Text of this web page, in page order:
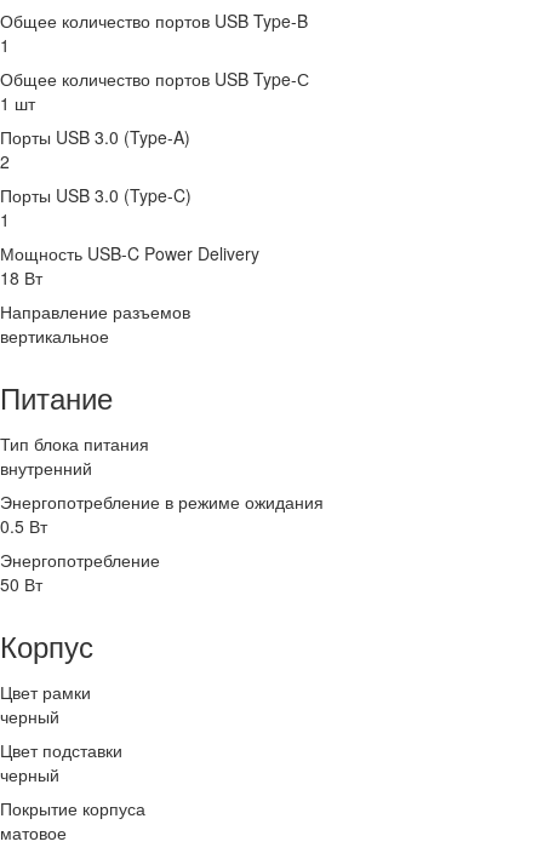
Общее количество портов USB Type-B
1
Общее количество портов USB Type-С
1 шт
Порты USB 3.0 (Type-A)
2
Порты USB 3.0 (Type-C)
1
Мощность USB-C Power Delivery
18 Вт
Направление разъемов
вертикальное
Питание
Тип блока питания
внутренний
Энергопотребление в режиме ожидания
0.5 Вт
Энергопотребление
50 Вт
Корпус
Цвет рамки
черный
Цвет подставки
черный
Покрытие корпуса
матовое